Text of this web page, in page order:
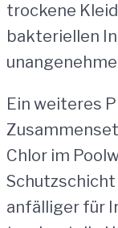
trockene
bakteriellen
Ein weiteres
Chlor im
anfälliger für